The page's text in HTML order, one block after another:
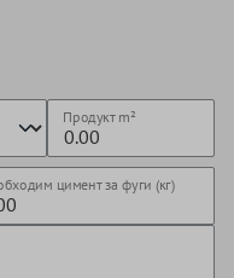
Продуктm²
цимент за фуги (кг)